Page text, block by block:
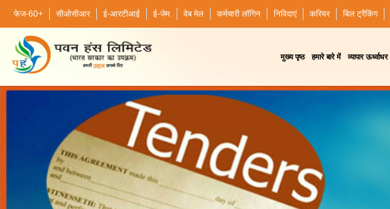
फेज-60+ सीओसीआर ई-आरटीआई ई-जेम वेब मेल कर्मचारी लॉगिन निविदाएं करियर बिल ट्रैकिंग
मुख्य पृष्ठ हमारे बारे में व्यापार ऊर्ध्वाधर